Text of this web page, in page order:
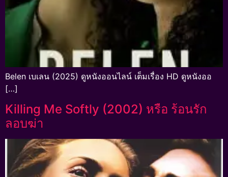
Belen เบเลน (2025) ดูหนังออนไลน์ เต็มเรื่อง HD ดูหนังออ
[…]
Killing Me Softly (2002) หรือ ร้อนรัก
ลอบฆ่า